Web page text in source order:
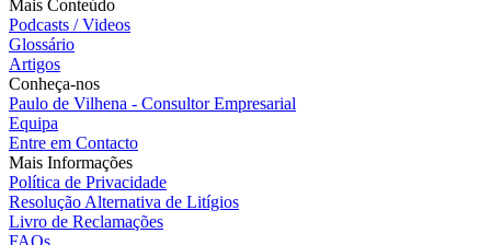
Mais Conteúdo
Podcasts / Videos
Glossário
Artigos
Conheça-nos
Paulo de Vilhena - Consultor Empresarial
Equipa
Entre em Contacto
Mais Informações
Política de Privacidade
Resolução Alternativa de Litígios
Livro de Reclamações
FAQs